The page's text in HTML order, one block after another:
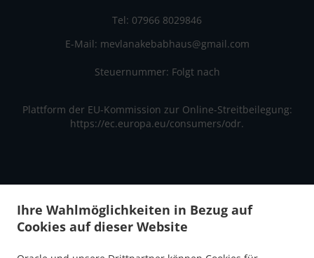
Ihre Wahlmöglichkeiten in Bezug auf
Cookies auf dieser Website
Tel: 07966 8029846
E-Mail: mevlanakebabhaus@gmail.com
Steuernummer: Folgt nach
Plattform der EU-Kommission zur Online-Streitbeilegung:
https://ec.europa.eu/consumers/odr.